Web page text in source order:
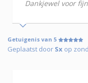
Dankjewel voor
Getuigenis van 5
Geplaatst door Sx op